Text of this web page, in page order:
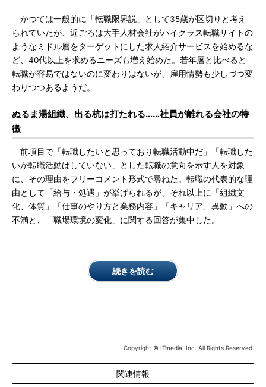
かつては一般的に「転職限界説」として35歳が区切りと考え
られていたが、近ごろは大手人材会社がハイクラス転職サイトの
ようなミドル層をターゲットにした求人紹介サービスを始めるな
ど、40代以上を求めるニーズも増え始めた。若年層と比べると
転職が容易ではないのに変わりはないが、雇用情勢も少しづつ変
わりつつあるようだ。
ぬるま湯組織、出る杭は打たれる……社員が離れる会社の特
徴
前項目で「転職したいと思っており転職活動中だ」「転職した
いが転職活動はしていない」とした転職の意向を示す人を対象
に、その理由をフリーコメント形式で尋ねた。転職の代表的な理
由として「給与・処遇」が挙げられるが、それ以上に「組織文
化、体質」「仕事のやり方と業務内容」「キャリア、異動」への
不満と、「職場環境の変化」に関する回答が集中した。
続きを読む
Copyright © ITmedia, Inc. All Rights Reserved.
関連情報